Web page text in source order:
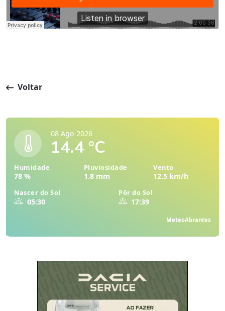
Voltar
08 Ago 2026
14.4 °C
Humidade
78 %
Pluviosidade
1.8 mm
Vento
12.5 km/h
Nascer do Sol
05:30
Pôr do Sol
17:39
MeteoAbrantes